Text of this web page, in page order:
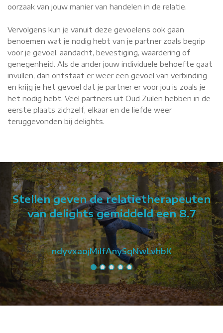
oorzaak van jouw manier van handelen in de relatie.
Vervolgens kun je vanuit deze gevoelens ook gaan
benoemen wat je nodig hebt van je partner zoals begrip
voor je gevoel, aandacht, bevestiging, waardering of
genegenheid. Als de ander jouw individuele behoefte gaat
invullen, dan ontstaat er weer een gevoel van verbinding
en krijg je het gevoel dat je partner er voor jou is zoals je
het nodig hebt. Veel partners uit Oud Zuilen hebben in de
eerste plaats zichzelf, elkaar en de liefde weer
teruggevonden bij delights.
Stellen geven de relatietherapeuten
van delights gemiddeld een 8.7
ndyvxaojMiIfAnySqNwLvhbK